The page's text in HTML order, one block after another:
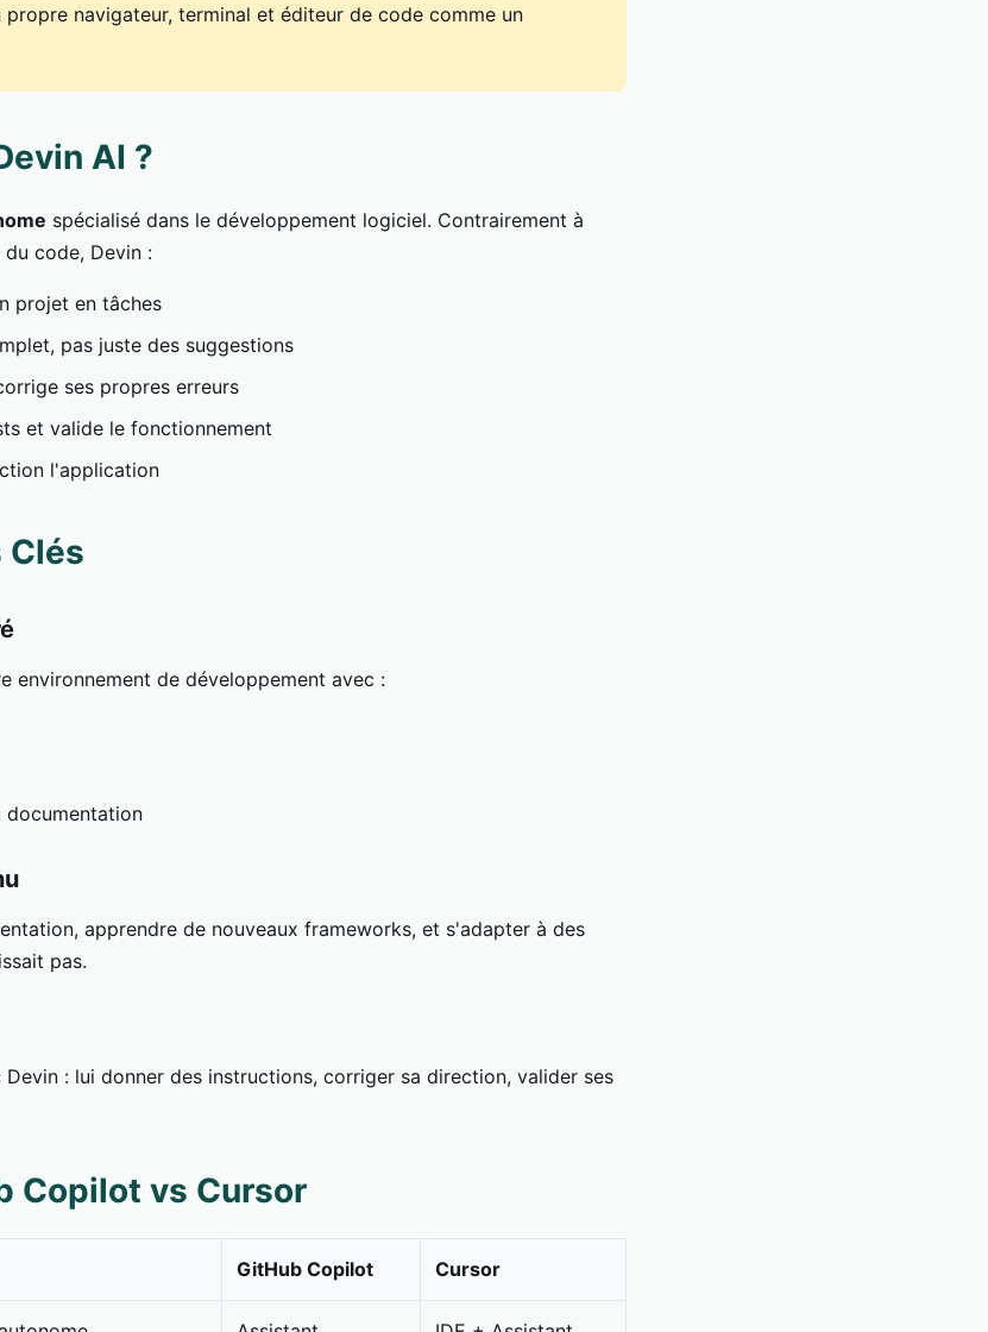
navigateur, terminal et éditeur de code comme un
AI ?
spécialisé dans le développement logiciel. Contrairement à
code, Devin :
projet en tâches
pas juste des suggestions
ses propres erreurs
et valide le fonctionnement
l'application
Clés
environnement de développement avec :
documentation
apprendre de nouveaux frameworks, et s'adapter à des
pas.
: lui donner des instructions, corriger sa direction, valider ses
Copilot vs Cursor
GitHub Copilot Cursor